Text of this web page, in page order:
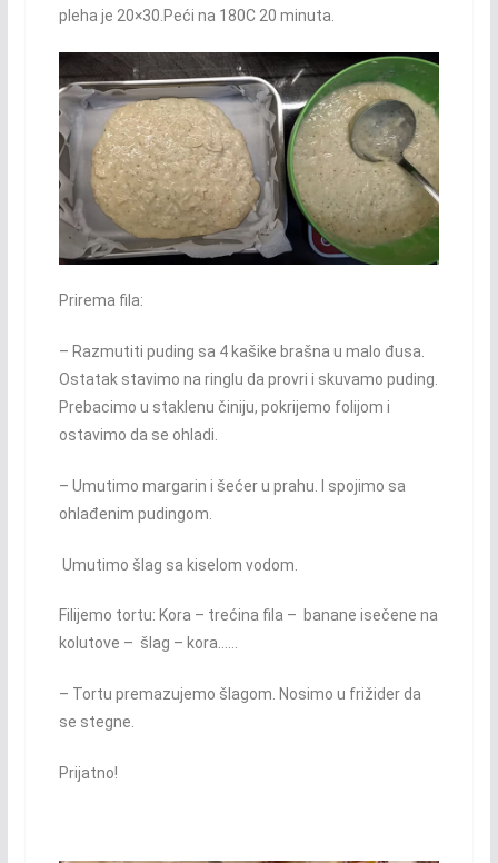
pleha je 20×30.Peći na 180C 20 minuta.
Prirema fila:
– Razmutiti puding sa 4 kašike brašna u malo đusa.
Ostatak stavimo na ringlu da provri i skuvamo puding.
Prebacimo u staklenu činiju, pokrijemo folijom i
ostavimo da se ohladi.
– Umutimo margarin i šećer u prahu. I spojimo sa
ohlađenim pudingom.
Umutimo šlag sa kiselom vodom.
Filijemo tortu: Kora – trećina fila – banane isečene na
kolutove – šlag – kora……
– Tortu premazujemo šlagom. Nosimo u frižider da
se stegne.
Prijatno!